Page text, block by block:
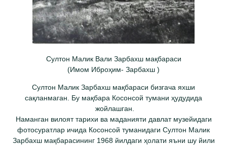
Султон Малик Вали Зарбахш мақбараси
(Имом Иброҳим- Зарбахш )
Султон Малик Зарбахш мақбараси бизгача яхши
сақланмаган. Бу мақбара Косонсой тумани ҳудудида
жойлашган.
Наманган вилоят тарихи ва маданияти давлат музейидаги
фотосуратлар ичида Косонсой туманидаги Султон Малик
Зарбахш мақбарасининг 1968 йилдаги ҳолати яъни шу йили